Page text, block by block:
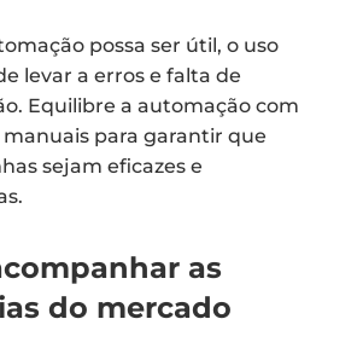
possa ser útil, o uso
levar a erros e falta de
Equilibre a automação com
para garantir que
sejam eficazes e
as
do mercado